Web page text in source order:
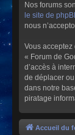
Nos forums
le site de
nous
Vous
« Forum de
d’accès à
de déplacer
dans notre
piratage
Accueil du